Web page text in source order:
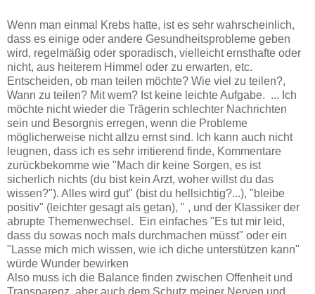
Wenn man einmal Krebs hatte, ist es sehr wahrscheinlich,
dass es einige oder andere Gesundheitsprobleme geben
wird, regelmäßig oder sporadisch, vielleicht ernsthafte oder
nicht, aus heiterem Himmel oder zu erwarten, etc.
Entscheiden, ob man teilen möchte? Wie viel zu teilen?,
Wann zu teilen? Mit wem? Ist keine leichte Aufgabe. ... Ich
möchte nicht wieder die Trägerin schlechter Nachrichten
sein und Besorgnis erregen, wenn die Probleme
möglicherweise nicht allzu ernst sind. Ich kann auch nicht
leugnen, dass ich es sehr irritierend finde, Kommentare
zurückbekomme wie "Mach dir keine Sorgen, es ist
sicherlich nichts (du bist kein Arzt, woher willst du das
wissen?"). Alles wird gut" (bist du hellsichtig?...), "bleibe
positiv" (leichter gesagt als getan), " , und der Klassiker der
abrupte Themenwechsel. Ein einfaches "Es tut mir leid,
dass du sowas noch mals durchmachen müsst" oder ein
"Lasse mich mich wissen, wie ich diche unterstützen kann"
würde Wunder bewirken
Also muss ich die Balance finden zwischen Offenheit und
Transparenz, aber auch dem Schutz meiner Nerven und